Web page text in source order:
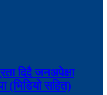
दिदै जनअपेक्षा
(भिडियो सहित)